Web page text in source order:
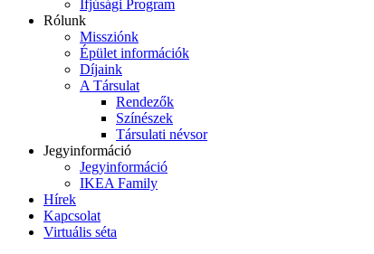
Ifjúsági Program
Rólunk
Missziónk
Épület információk
Díjaink
A Társulat
Rendezők
Színészek
Társulati névsor
Jegyinformáció
Jegyinformáció
IKEA Family
Hírek
Kapcsolat
Virtuális séta